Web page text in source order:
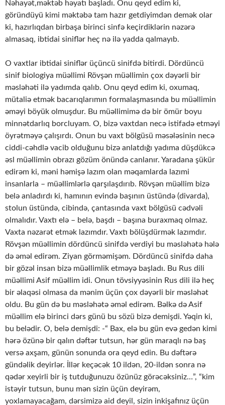
Nəhayət,məktəb həyatı başladı. Onu qeyd edim ki,
göründüyü kimi məktəbə tam hazır getdiyimdən demək olar
ki, hazırlıqdan birbaşa birinci sinfə keçirdiklərin nəzərə
almasaq, ibtidai siniflər heç nə ilə yadda qalmayıb.
O vaxtlar ibtidai siniflər üçüncü sinifdə bitirdi. Dördüncü
sinif biologiya müəllimi Rövşən müəllimin çox dəyərli bir
məsləhəti ilə yadımda qalıb. Onu qeyd edim ki, oxumaq,
mütaliə etmək bacarıqlarımın formalaşmasında bu müəllimin
əməyi böyük olmuşdur. Bu müəllimimə də bir ömür boyu
minnətdarlıq borcluyam. O, bizə vaxtdan necə istifadə etməyi
öyrətməyə çalışırdı. Onun bu vaxt bölgüsü məsələsinin necə
ciddi-cəhdlə vacib olduğunu bizə anlatdığı yadıma düşdükcə
əsl müəllimin obrazı gözüm önündə canlanır. Yaradana şükür
edirəm ki, məni həmişə lazım olan məqamlarda lazımi
insanlarla – müəllimlərlə qarşılaşdırıb. Rövşən müəllim bizə
belə anladırdı ki, hamının evində başının üstündə (divarda),
stolun üstündə, cibində, çantasında vaxt bölgüsü cədvəli
olmalıdır. Vaxtı elə – belə, başdı – başına buraxmaq olmaz.
Vaxta nəzarət etmək lazımdır. Vaxtı bölüşdürmək lazımdır.
Rövşən müəllimin dördüncü sinifdə verdiyi bu məsləhətə hələ
də əməl edirəm. Ziyan görməmişəm. Dördüncü sinifdə daha
bir gözəl insan bizə müəllimlik etməyə başladı. Bu Rus dili
müəllimi Asif müəllim idi. Onun tövsiyyəsinin Rus dili ilə heç
bir əlaqəsi olmasa da mənim üçün çox dəyərli bir məsləhət
oldu. Bu gün də bu məsləhətə əməl edirəm. Bəlkə də Asif
müəllim elə birinci dərs günü bu sözü bizə demişdi. Yəqin ki,
bu belədir. O, belə demişdi: -“ Bax, elə bu gün evə gedən kimi
hərə özünə bir qalın dəftər tutsun, hər gün maraqlı nə baş
versə axşam, günün sonunda ora qeyd edin. Bu dəftərə
gündəlik deyirlər. İllər keçəcək 10 ildən, 20-ildən sonra nə
qədər xeyirli bir iş tutduğunuzu özünüz görəcəksiniz…”, “kim
istəyir tutsun, bunu mən sizin üçün deyirəm,
yoxlamayacağam, dərsimizə aid deyil, sizin inkişafınız üçün